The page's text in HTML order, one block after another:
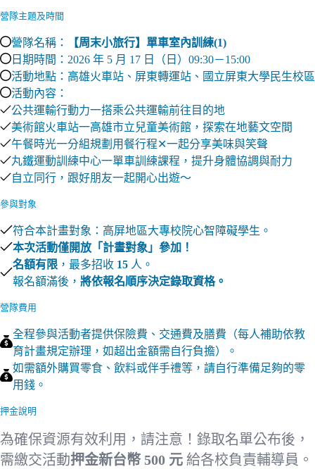
營隊主題及時間
營隊名稱：
【周末小旅行】單車室內訓練(1)
日期時間：2026 年 5 月 17 日（日）09:30－15:00
活動地點：高雄火車站、屏東轉運站、國立屏東大學民生校區
活動內容：
公共運輸行動力一搭乘公共運輸前往目的地
美術館火車站一高雄市立兒童美術館，探索在地藝文空間
午餐時光一分組規劃用餐行程✕一起分享美味與笑聲
丸鐵運動訓練中心一單車訓練課程，提升身體協調與耐力
自立同行，跟好朋友一起開心出遊～
參與對象
符合本計畫對象：高屏地區大專校院心智障礙學生。
本次活動僅開放「計畫對象」參加！
名額有限 ，最多招收 15 人。
報名額滿後， 將依報名順序決定錄取資格。
營隊費用
全程參與活動者提供保險費、交通費及膳費（每人補助依教
育計畫規定辦理，如超出金額需自行負擔）。
如需額外購買零食、飲料或伴手禮等，請自行準備足夠的零
用錢。
押金說明
為確保資源有效利用，請注意！錄取名單公布後，
需繳交活動押金新台幣 500 元 給各校負責輔導員。